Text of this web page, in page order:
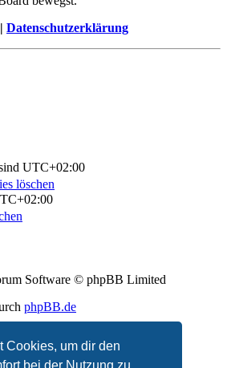
Cookies, um dir den
bei der Nutzung zu
| Datenschutzerklärung
UTC+02:00
löschen
Software © phpBB Limited
phpBB.de